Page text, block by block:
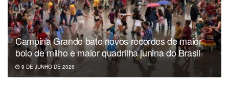
De forma que a preço de hoje, e aceitando desafio, o
médico Geraldo Medeiros reúne todos os predicados para
ser o companheiro de chapa da esposa do senador
Veneziano.
Campina Grande bate novos recordes de maior
bolo de milho e maior quadrilha junina do Brasil
9 DE JUNHO DE 2026